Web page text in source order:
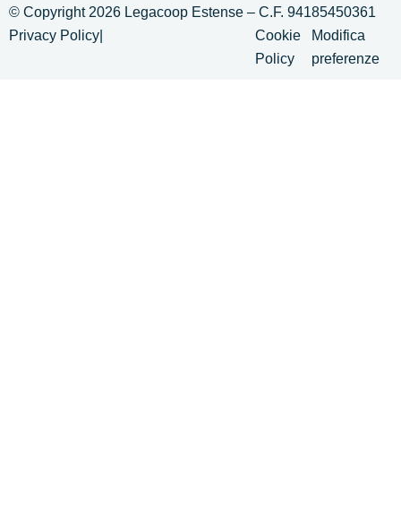
© Copyright 2026 Legacoop Estense – C.F. 94185450361
Privacy Policy
Cookie
Policy
Modifica
preferenze